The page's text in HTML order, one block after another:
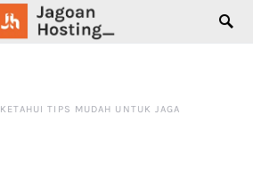
KETAHUI TIPS MUDAH UNTUK JAGA